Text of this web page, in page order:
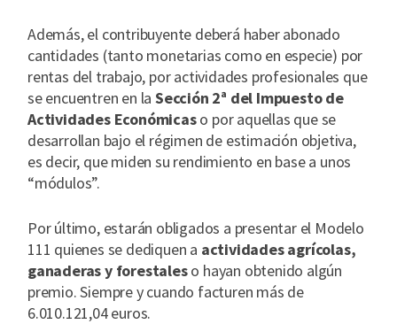
Además, el contribuyente deberá haber abonado
cantidades (tanto monetarias como en especie) por
rentas del trabajo, por actividades profesionales que
se encuentren en laSección 2ª del Impuesto de
Actividades Económicaso por aquellas que se
desarrollan bajo el régimen de estimación objetiva,
es decir, que miden su rendimiento en base a unos
“módulos”.
Por último, estarán obligados a presentar el Modelo
111 quienes se dediquen a actividades agrícolas,
ganaderas y forestaleso hayan obtenido algún
premio. Siempre y cuando facturen más de
6.010.121,04 euros.